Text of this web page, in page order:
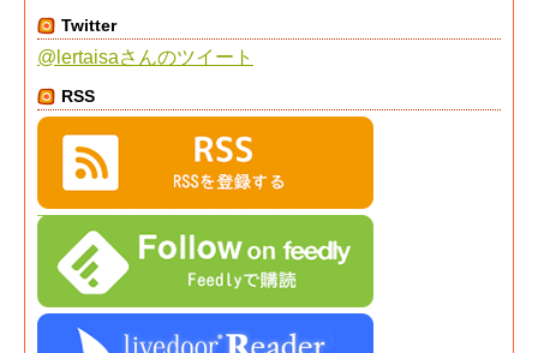
Twitter
@lertaisaさんのツイート
RSS